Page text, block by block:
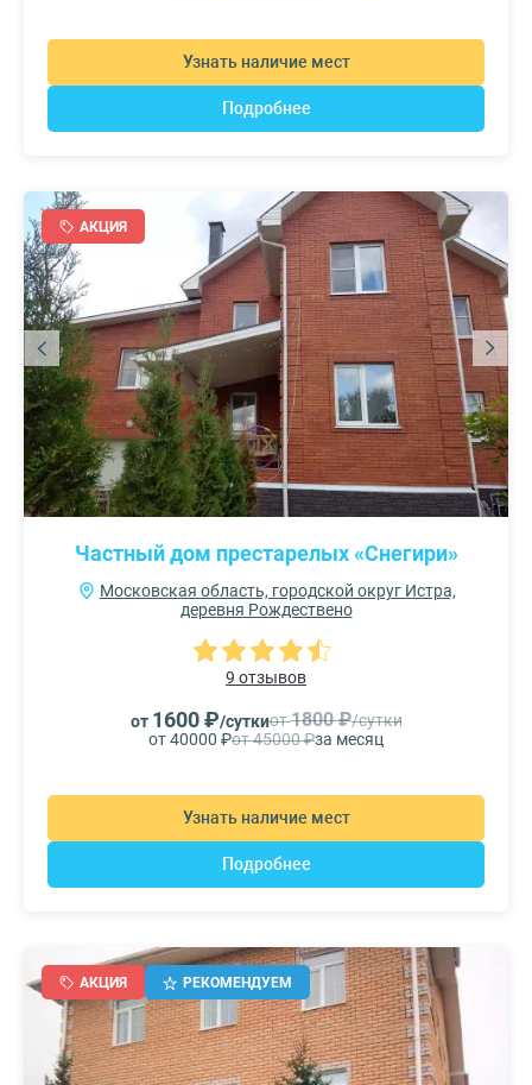
Узнать наличие мест
Подробнее
АКЦИЯ
Частный дом престарелых «Снегири»
Московская область, городской округ Истра,
деревня Рождествено
9 отзывов
от 1600 ₽/суткиот1800 ₽/сутки
от 40000 ₽от 45000 ₽за месяц
Узнать наличие мест
Подробнее
АКЦИЯ РЕКОМЕНДУЕМ